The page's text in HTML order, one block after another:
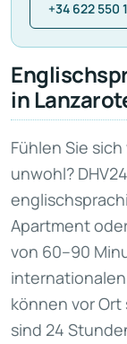
+34 622 550
in
Fühlen Sie
unwohl?
Apartment
von 60–90
können vor
sind 24